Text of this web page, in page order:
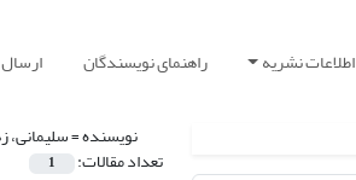
اطلاعات نشریه راهنمای نویسندگان ارسال
نویسنده =سلیمانی،
تعداد مقالات: 1